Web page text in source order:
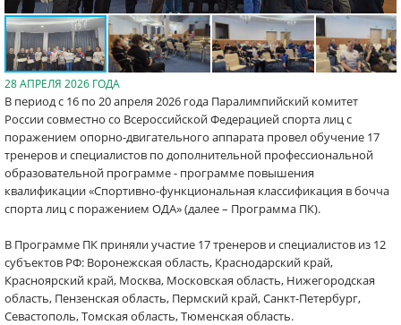
28 АПРЕЛЯ 2026 ГОДА
В период с 16 по 20 апреля 2026 года Паралимпийский комитет
России совместно со Всероссийской Федерацией спорта лиц с
поражением опорно-двигательного аппарата провел обучение 17
тренеров и специалистов по дополнительной профессиональной
образовательной программе - программе повышения
квалификации «Спортивно-функциональная классификация в бочча
спорта лиц с поражением ОДА» (далее – Программа ПК).
В Программе ПК приняли участие 17 тренеров и специалистов из 12
субъектов РФ: Воронежская область, Краснодарский край,
Красноярский край, Москва, Московская область, Нижегородская
область, Пензенская область, Пермский край, Санкт-Петербург,
Севастополь, Томская область, Тюменская область.